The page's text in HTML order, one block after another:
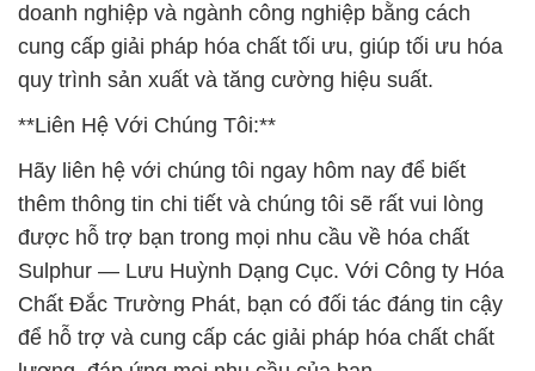
doanh nghiệp và ngành công nghiệp bằng cách
cung cấp giải pháp hóa chất tối ưu, giúp tối ưu hóa
quy trình sản xuất và tăng cường hiệu suất.
**Liên Hệ Với Chúng Tôi:**
Hãy liên hệ với chúng tôi ngay hôm nay để biết
thêm thông tin chi tiết và chúng tôi sẽ rất vui lòng
được hỗ trợ bạn trong mọi nhu cầu về hóa chất
Sulphur — Lưu Huỳnh Dạng Cục. Với Công ty Hóa
Chất Đắc Trường Phát, bạn có đối tác đáng tin cậy
để hỗ trợ và cung cấp các giải pháp hóa chất chất